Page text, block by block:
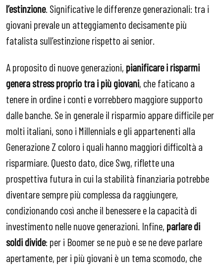
l’estinzione​. Significative le differenze generazionali: tra i
giovani prevale un atteggiamento decisamente più
fatalista sull’estinzione rispetto ai senior.
A proposito di nuove generazioni, pianificare i risparmi
genera stress proprio tra i più giovani, che faticano a
tenere in ordine i conti e vorrebbero maggiore supporto
dalle banche. Se in generale il risparmio appare difficile per
molti italiani, sono i Millennials e gli appartenenti alla
Generazione Z coloro i quali hanno maggiori difficoltà a
risparmiare. Questo dato, dice Swg, riflette una
prospettiva futura in cui la stabilità finanziaria potrebbe
diventare sempre più complessa da raggiungere,
condizionando così anche il benessere e la capacità di
investimento nelle nuove generazioni. Infine, parlare di
soldi divide: per i Boomer se ne può e se ne deve parlare
apertamente, per i più giovani è un tema scomodo, che